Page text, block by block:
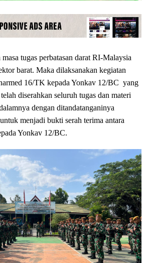
tugas perbatasan darat RI-Malaysia
barat. Maka dilaksanakan kegiatan
16/TK kepada Yonkav 12/BC yang
diserahkan seluruh tugas dan materi
dengan ditandatanganinya
menjadi bukti serah terima antara
Yonkav 12/BC.